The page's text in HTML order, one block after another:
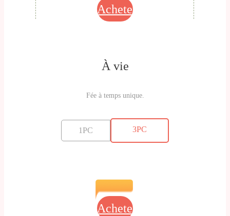
Acheter
À vie
Fée à temps unique.
1PC 3PC
Acheter